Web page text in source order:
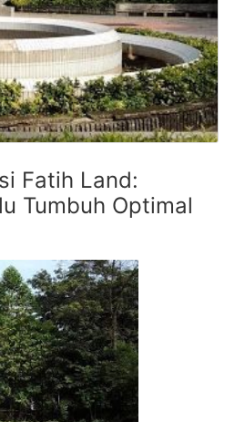
Fatih Land:
Tumbuh Optimal